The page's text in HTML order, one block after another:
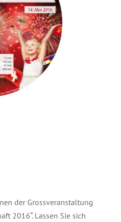
der Grossveranstaltung
2016“. Lassen Sie sich